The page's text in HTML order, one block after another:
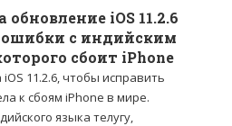
iOS 11.2.6
с индийским
сбоит iPhone
11.2.6, чтобы исправить
к сбоям iPhone в мире.
языка телугу,